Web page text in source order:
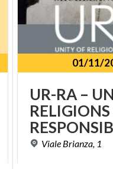
01/11/
UR-RA –
RELIGIONS
Viale Brianza, 1